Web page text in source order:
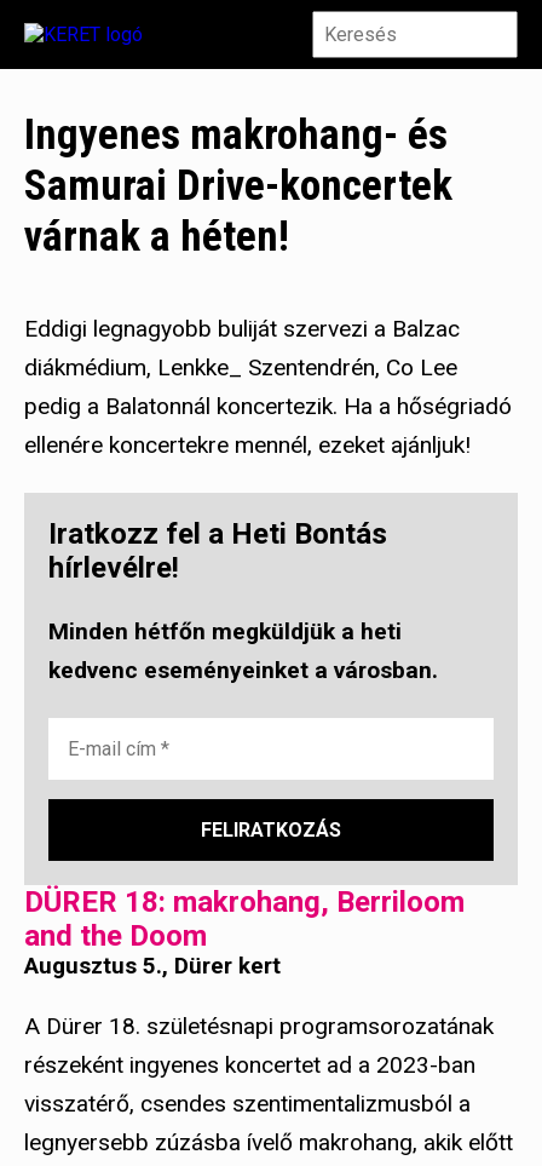
Ingyenes makrohang- és
Samurai Drive-koncertek
várnak a héten!
Eddigi legnagyobb buliját szervezi a Balzac
diákmédium, Lenkke_ Szentendrén, Co Lee
pedig a Balatonnál koncertezik. Ha a hőségriadó
ellenére koncertekre mennél, ezeket ajánljuk!
Iratkozz fel a Heti Bontás
hírlevélre!
Minden hétfőn megküldjük a heti
kedvenc eseményeinket a városban.
DÜRER 18: makrohang, Berriloom
and the Doom
Augusztus 5., Dürer kert
A Dürer 18. születésnapi programsorozatának
részeként ingyenes koncertet ad a 2023-ban
visszatérő, csendes szentimentalizmusból a
legnyersebb zúzásba ívelő makrohang, akik előtt